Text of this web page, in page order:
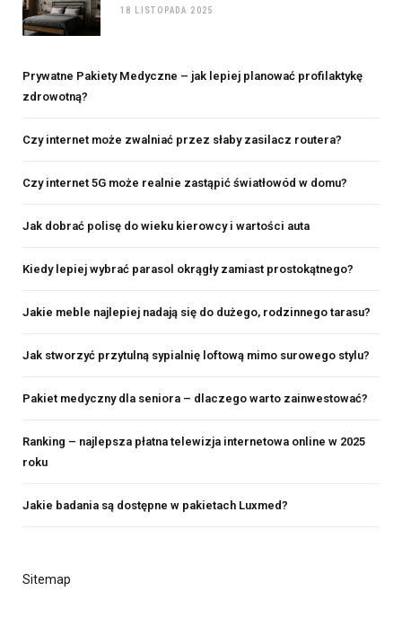
18 LISTOPADA 2025
Prywatne Pakiety Medyczne – jak lepiej planować profilaktykę
zdrowotną?
Czy internet może zwalniać przez słaby zasilacz routera?
Czy internet 5G może realnie zastąpić światłowód w domu?
Jak dobrać polisę do wieku kierowcy i wartości auta
Kiedy lepiej wybrać parasol okrągły zamiast prostokątnego?
Jakie meble najlepiej nadają się do dużego, rodzinnego tarasu?
Jak stworzyć przytulną sypialnię loftową mimo surowego stylu?
Pakiet medyczny dla seniora – dlaczego warto zainwestować?
Ranking – najlepsza płatna telewizja internetowa online w 2025
roku
Jakie badania są dostępne w pakietach Luxmed?
Sitemap